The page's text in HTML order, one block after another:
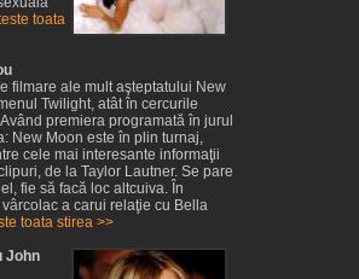
toata
filmare ale mult aşteptatului New
Twilight, atât în cercurile
premiera programată în jurul
New Moon este în plin turnaj,
cele mai interesante informaţii
de la Taylor Lautner. Se pare
fie să facă loc altcuiva. În
a carui relaţie cu Bella
toata stirea >>
John